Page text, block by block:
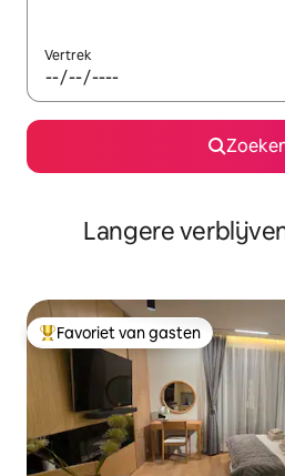
Vertrek
Langere
Topfavoriet van gasten
Favoriet van gasten